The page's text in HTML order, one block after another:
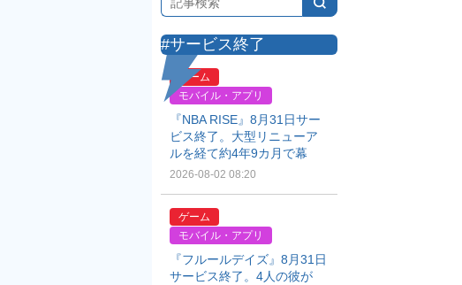
#サービス終了
ゲーム
モバイル・アプリ
『NBA RISE』8月31日サー
ビス終了。大型リニューア
ルを経て約4年9カ月で幕
2026-08-02 08:20
ゲーム
モバイル・アプリ
『フルールデイズ』8月31日
サービス終了。4人の彼が